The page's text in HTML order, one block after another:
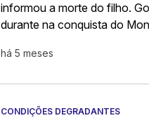
informou a morte do filho.
durante na conquista do
há 5 meses
CONDIÇÕES DEGRADANTES